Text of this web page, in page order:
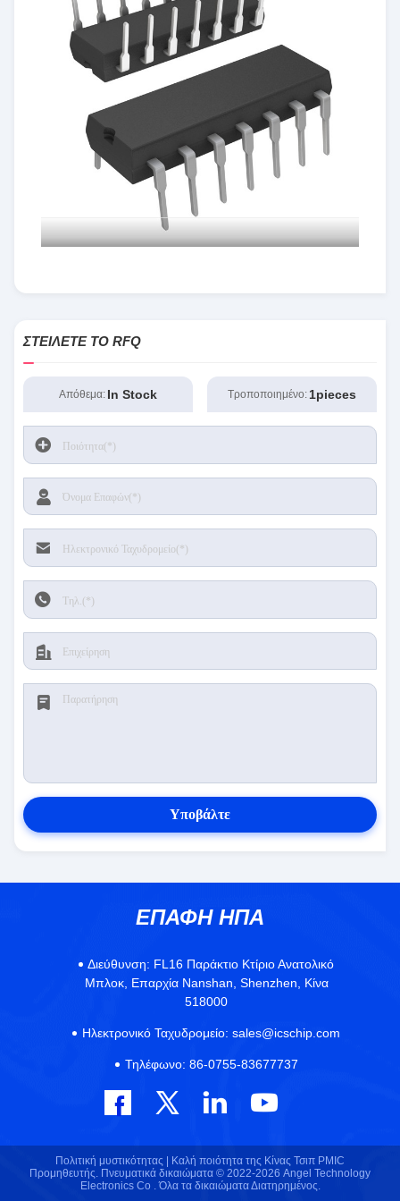
ΣΤΕΊΛΕΤΕ ΤΟ RFQ
Απόθεμα: In Stock Τροποποιημένο: 1pieces
Υποβάλτε
ΕΠΑΦΉ ΗΠΑ
Διεύθυνση: FL16 Παράκτιο Κτίριο Ανατολικό
Μπλοκ, Επαρχία Nanshan, Shenzhen, Κίνα
518000
Ηλεκτρονικό Ταχυδρομείο: sales@icschip.com
Τηλέφωνο: 86-0755-83677737
Πολιτική μυστικότητας |
Καλή ποιότητα της Κίνας Τσιπ PMIC
Προμηθευτής. Πνευματικά δικαιώματα © 2022-2026 Angel Technology
Electronics Co . Όλα τα δικαιώματα Διατηρημένος.